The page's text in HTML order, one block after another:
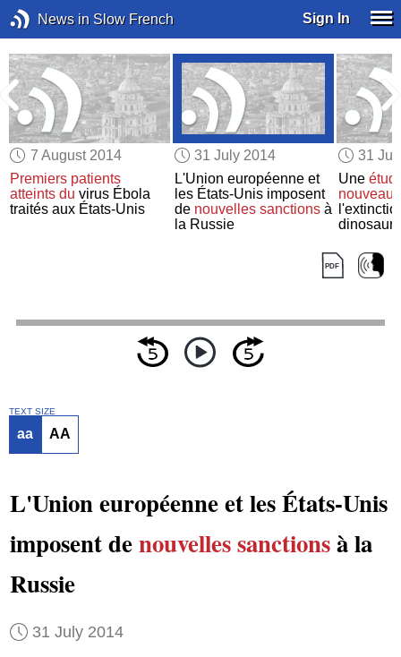
News in Slow French Sign In
7 August 2014
Premiers patients
atteints du virus Ébola
traités aux États-Unis
31 July 2014
L'Union européenne et
les États-Unis imposent
de nouvelles sanctionsà
la Russie
31
Une
TEXT SIZE
aa AA
L'Union européenne et les États-Unis
imposent denouvelles sanctionsà la
Russie
31 July 2014